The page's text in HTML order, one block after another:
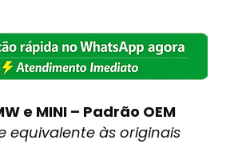
e MINI – Padrão OEM
equivalente às originais